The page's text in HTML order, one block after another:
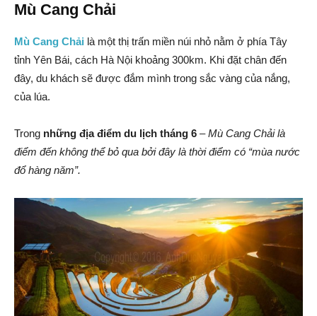
Mù Cang Chải
Mù Cang Chải là một thị trấn miền núi nhỏ nằm ở phía Tây
tỉnh Yên Bái, cách Hà Nội khoảng 300km. Khi đặt chân đến
đây, du khách sẽ được đắm mình trong sắc vàng của nắng,
của lúa.
Trong những địa điểm du lịch tháng 6 – Mù Cang Chải là
điểm đến không thể bỏ qua bởi đây là thời điểm có “mùa nước
đổ hàng năm”.